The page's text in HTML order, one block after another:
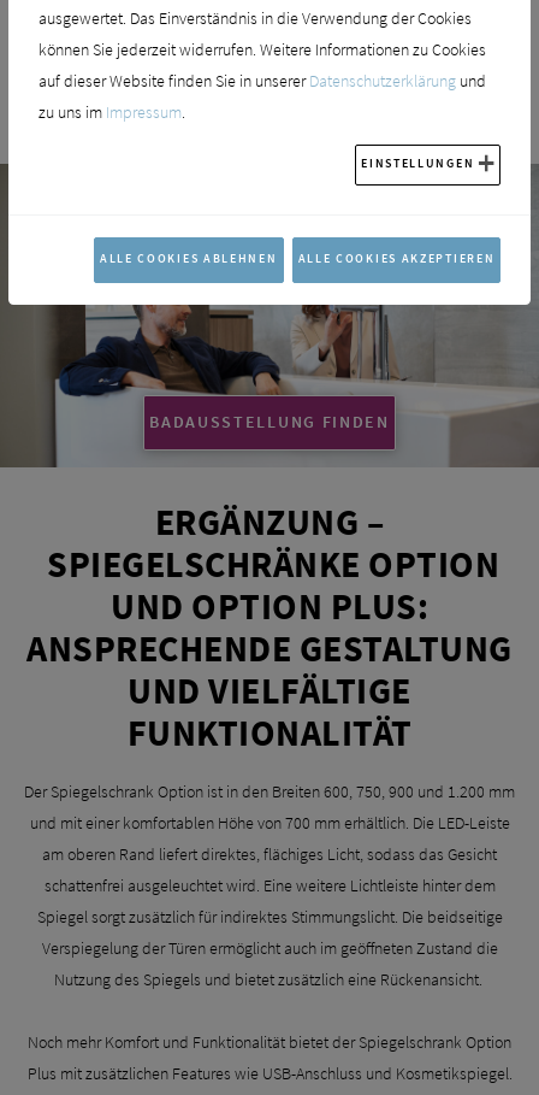
Vollständig ausgestattete
Komplettbäder finden Sie bei
BADAUSSTELLUNG FINDEN
ERGÄNZUNG –
SPIEGELSCHRÄNKE OPTION
UND OPTION PLUS:
ANSPRECHENDE GESTALTUNG
UND VIELFÄLTIGE
FUNKTIONALITÄT
Der Spiegelschrank Option ist in den Breiten 600, 750, 900 und 1.200 mm
und mit einer komfortablen Höhe von 700 mm erhältlich. Die LED-Leiste
am oberen Rand liefert direktes, flächiges Licht, sodass das Gesicht
schattenfrei ausgeleuchtet wird. Eine weitere Lichtleiste hinter dem
Spiegel sorgt zusätzlich für indirektes Stimmungslicht. Die beidseitige
Verspiegelung der Türen ermöglicht auch im geöffneten Zustand die
Nutzung des Spiegels und bietet zusätzlich eine Rückenansicht.
Noch mehr Komfort und Funktionalität bietet der Spiegelschrank Option
Plus mit zusätzlichen Features wie USB-Anschluss und Kosmetikspiegel.
ausgewertet. Das Einverständnis in die Verwendung der Cookies
können Sie jederzeit widerrufen. Weitere Informationen zu Cookies
auf dieser Website finden Sie in unsererDatenschutzerklärungund
zu uns im Impressum.
EINSTELLUNGEN
ALLE COOKIES ABLEHNEN ALLE COOKIES AKZEPTIEREN